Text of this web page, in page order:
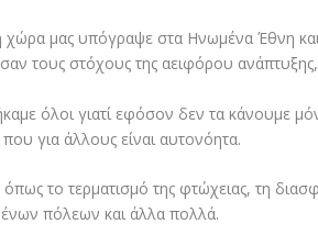
χώρα μας υπόγραψε στα Ηνωμένα Έθνη
τους στόχους της αειφόρου
όλοι γιατί εφόσον δεν τα κάνουμε
για άλλους είναι αυτονόητα.
το τερματισμό της φτώχειας, τη
πόλεων και άλλα πολλά.